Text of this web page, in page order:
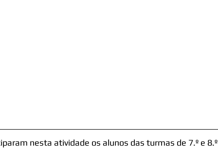
nesta atividade os alunos das turmas de 7.º e